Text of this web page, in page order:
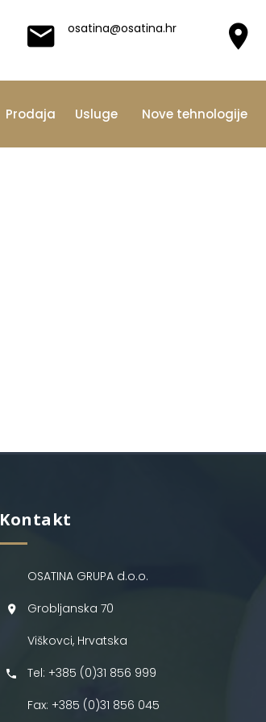
osatina@osatina.hr
Prodaja Usluge Nove tehnologije
Kontakt
OSATINA GRUPA d.o.o.
Grobljanska 70
Viškovci, Hrvatska
Tel: +385 (0)31 856 999
Fax: +385 (0)31 856 045